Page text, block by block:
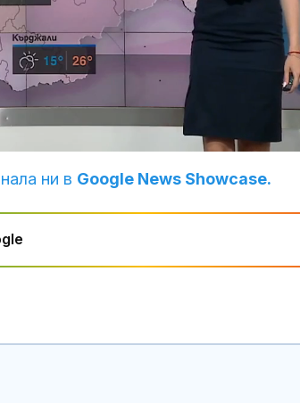
ни в Google News Showcase.